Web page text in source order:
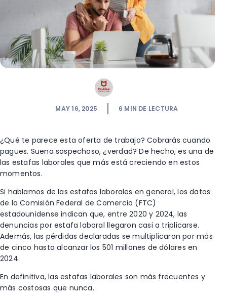
MAY 16, 2025 6 MIN DE LECTURA
¿Qué te parece esta oferta de trabajo? Cobrarás cuando
pagues. Suena sospechoso, ¿verdad? De hecho, es una de
las estafas laborales que más está creciendo en estos
momentos.
Si hablamos de las estafas laborales en general, los datos
de la Comisión Federal de Comercio (FTC)
estadounidense indican que, entre 2020 y 2024, las
denuncias por estafa laboral llegaron casi a triplicarse.
Además, las pérdidas declaradas se multiplicaron por más
de cinco hasta alcanzar los 501 millones de dólares en
2024.
En definitiva, las estafas laborales son más frecuentes y
más costosas que nunca.